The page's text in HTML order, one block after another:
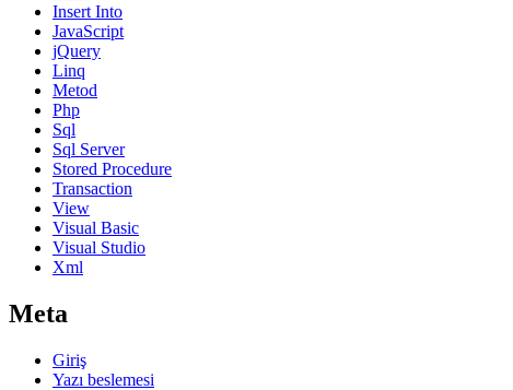
Insert Into
JavaScript
jQuery
Linq
Metod
Php
Sql
Sql Server
Stored Procedure
Transaction
View
Visual Basic
Visual Studio
Xml
Meta
Giriş
Yazı beslemesi